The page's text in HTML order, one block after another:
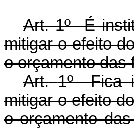
Art. 1º É
mitigar o efeito
o orçamento das
Art. 1º Fica
mitigar o efeito do
o orçamento